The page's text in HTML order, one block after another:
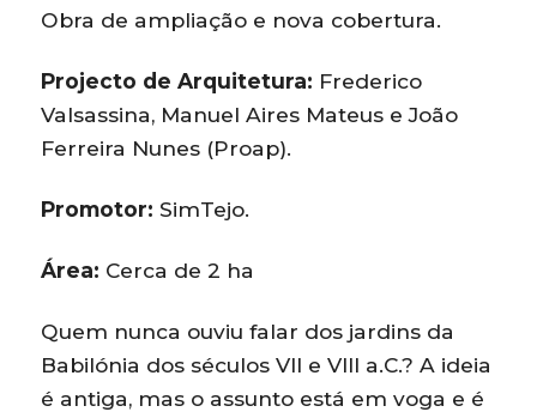
Obra de ampliação e nova cobertura.
Projecto de Arquitetura: Frederico
Valsassina, Manuel Aires Mateus e João
Ferreira Nunes (Proap).
Promotor: SimTejo.
Área: Cerca de 2 ha
Quem nunca ouviu falar dos jardins da
Babilónia dos séculos VII e VIII a.C.? A ideia
é antiga, mas o assunto está em voga e é